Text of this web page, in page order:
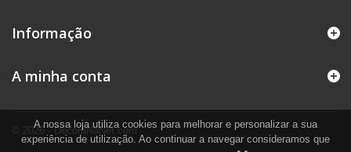
Informação
© 2026 - DecoraNaNet.com
A minha conta
A nossa loja utiliza cookies para melhorar e personalizar a sua
experiência de utilização. Ao continuar a navegar consideramos que